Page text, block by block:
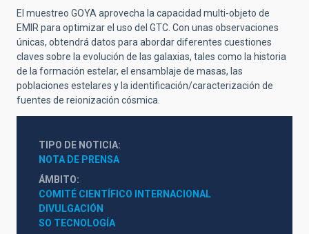
El muestreo GOYA aprovecha la capacidad multi-objeto de
EMIR para optimizar el uso del GTC. Con unas observaciones
únicas, obtendrá datos para abordar diferentes cuestiones
claves sobre la evolución de las galaxias, tales como la historia
de la formación estelar, el ensamblaje de masas, las
poblaciones estelares y la identificación/caracterización de
fuentes de reionización cósmica.
TIPO DE NOTICIA
NOTA DE PRENSA
ÁMBITO
COMITÉ CIENTÍFICO INTERNACIONAL
DIVULGACIÓN
SO TECNOLOGÍA